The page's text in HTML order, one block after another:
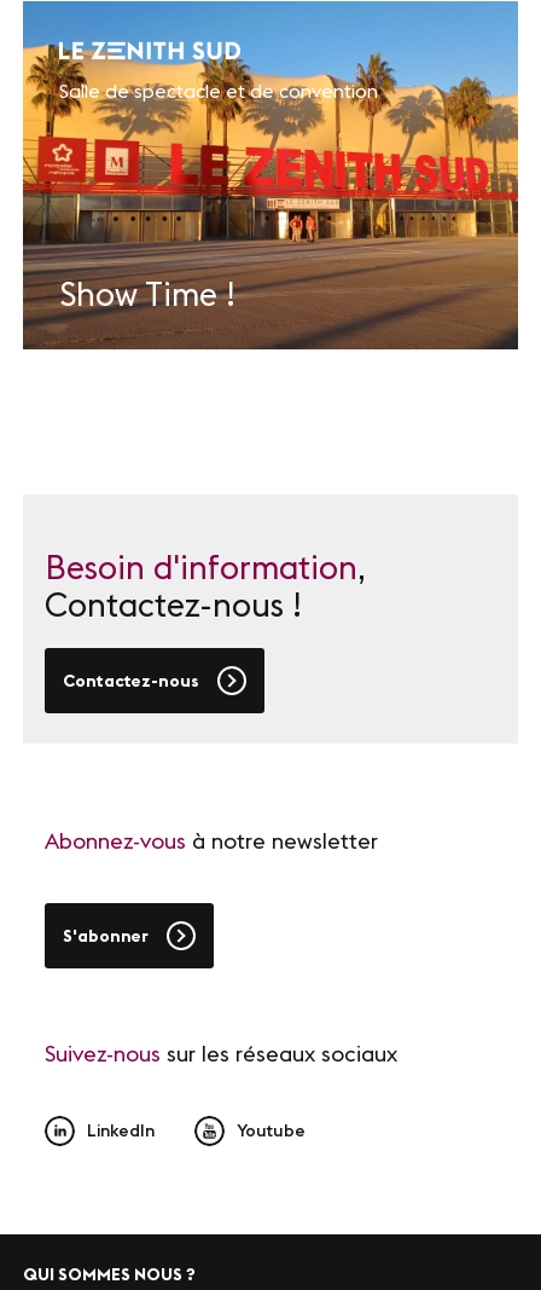
Salle de spectacle et de convention
Show Time !
En savoir plus
Besoin d'information,
Contactez-nous !
Contactez-nous
Abonnez-vous à notre newsletter
S'abonner
Suivez-nous sur les réseaux sociaux
LinkedIn Youtube
QUI SOMMES NOUS ?